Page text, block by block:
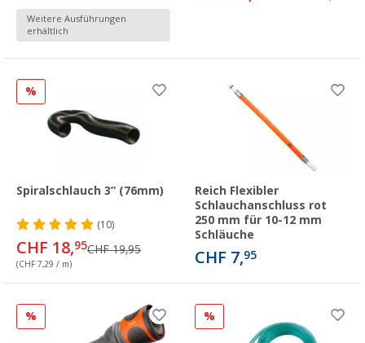
Weitere Ausführungen
erhältlich
%
Spiralschlauch 3” (76mm)
(10)
CHF 18,95CHF 19,95
(CHF 7,29 / m)
Reich Flexibler
Schlauchanschluss rot
250 mm für 10-12 mm
Schläuche
CHF 7,95
% %